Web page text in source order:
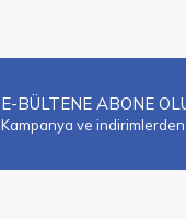
E-BÜLTENE ABONE
Kampanya ve